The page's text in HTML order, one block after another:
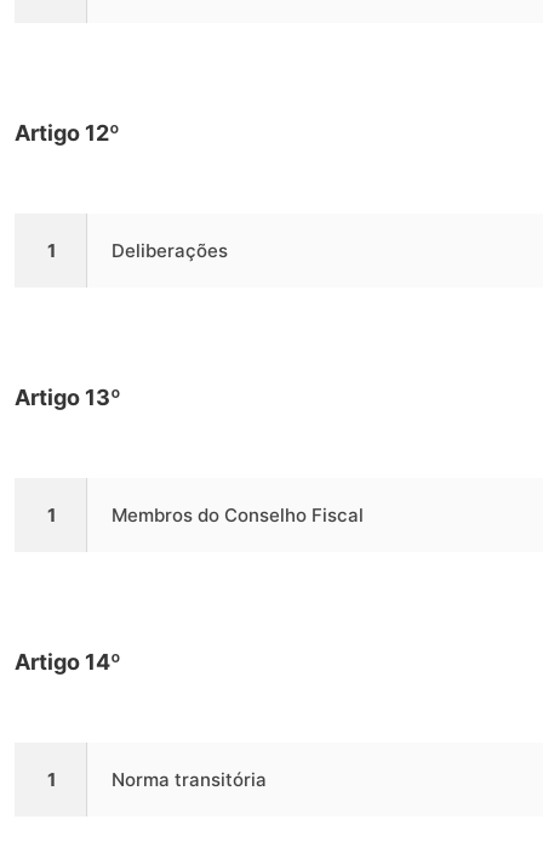
Artigo 12º
1 Deliberações
Artigo 13º
1 Membros do Conselho Fiscal
Artigo 14º
1 Norma transitória